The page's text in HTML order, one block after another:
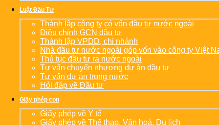
Luật Đầu Tư
Thành lập công ty có vốn đầu tư nước ngoài
Điều chỉnh GCN đầu tư
Thành lập VPDD, chi nhánh
Nhà đầu tư nước ngoài góp vốn vào công ty Việt
Thủ tục đầu tư ra nước ngoài
Tư vấn chuyển nhượng dự án đầu tư
Tư vấn dự án trong nước
Hỏi đáp về Đầu tư
Giấy phép con
Giấy phép về Y tế
Giấy phép về Thể thao, Văn hoá, Du lịch